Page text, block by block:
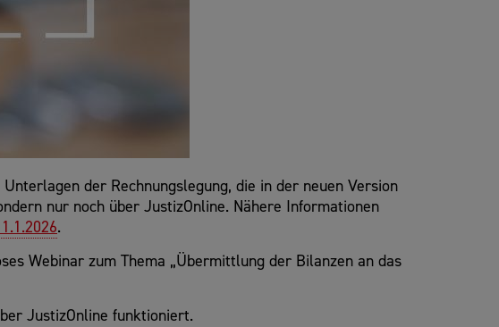
der Rechnungslegung, die in der neuen Version
nur noch über JustizOnline. Nähere Informationen
.
Webinar zum Thema „Übermittlung der Bilanzen an das
JustizOnline funktioniert.